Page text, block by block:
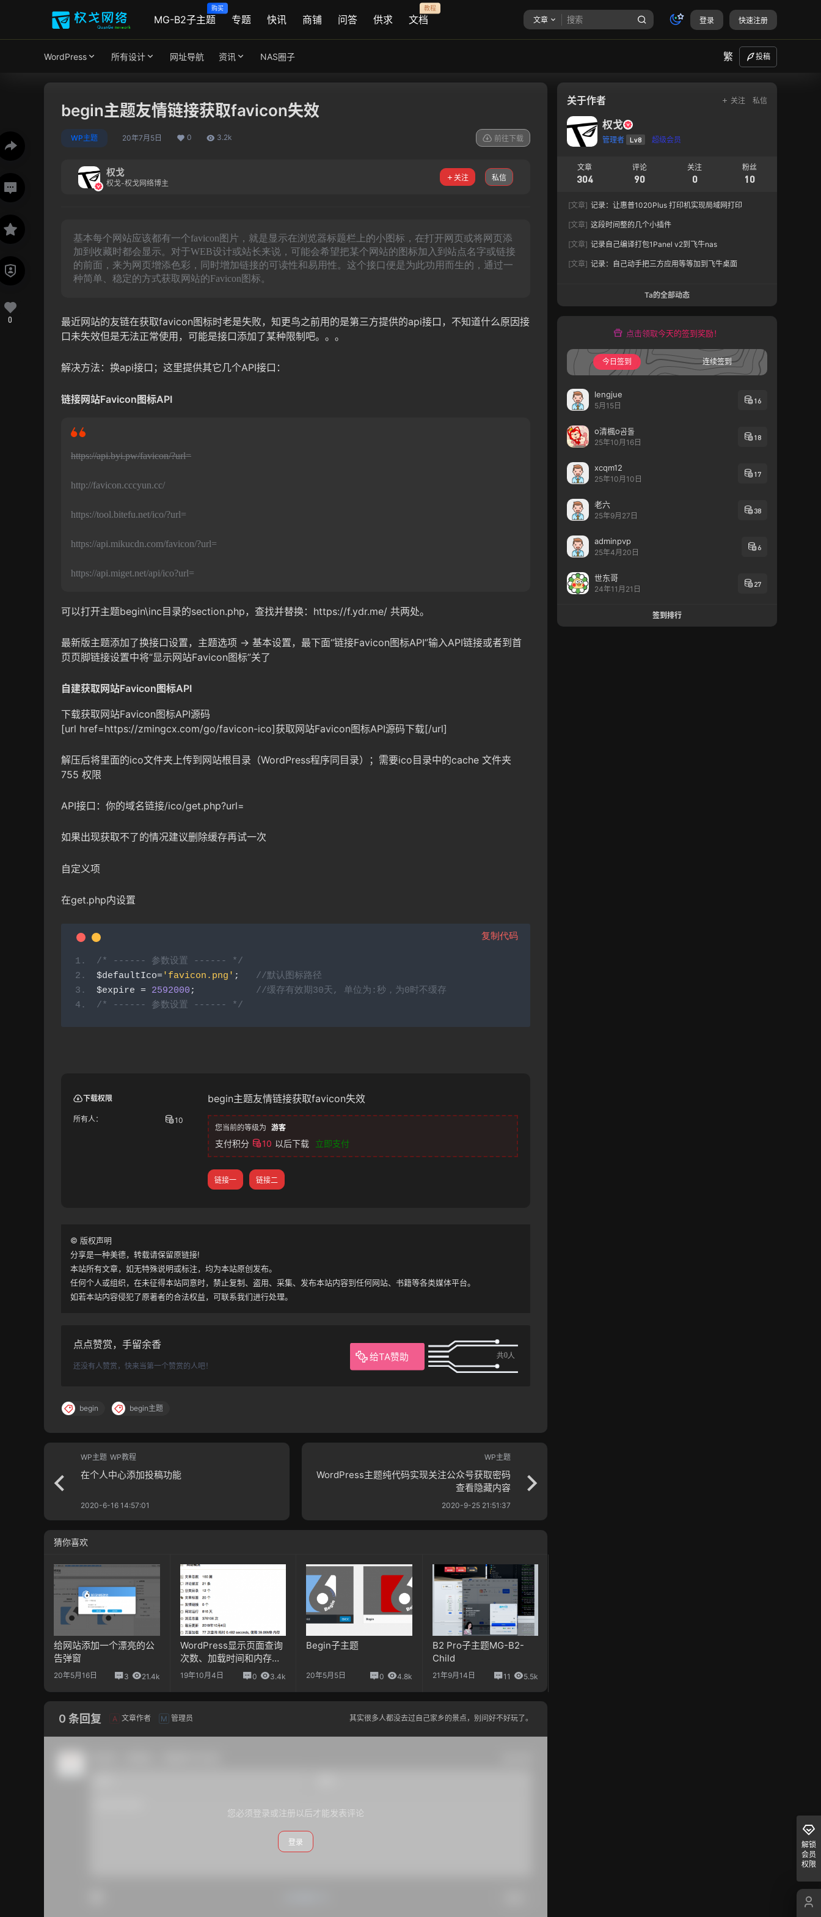
MG-B2子主题
购买
专题 快讯 商铺 问答 供求 文档
教程
文章 登录 快速注册
WordPress 所有设计 网址导航 资讯 NAS圈子 繁 投稿
begin主题友情链接获取favicon失效
WP主题 20年7月5日 0 3.2k 前往下载
权戈
权戈-权戈网络博主
关注 私信
基本每个网站应该都有一个favicon图片，就是显示在浏览器标题栏上的小图标，在打开网页或将网页添
加到收藏时都会显示。对于WEB设计或站长来说，可能会希望把某个网站的图标加入到站点名字或链接
的前面，来为网页增添色彩，同时增加链接的可读性和易用性。这个接口便是为此功用而生的，通过一
种简单、稳定的方式获取网站的Favicon图标。
最近网站的友链在获取favicon图标时老是失败，知更鸟之前用的是第三方提供的api接口，不知道什么原因接
口未失效但是无法正常使用，可能是接口添加了某种限制吧。。。
解决方法：换api接口；这里提供其它几个API接口：
链接网站Favicon图标API
https://api.byi.pw/favicon/?url=
http://favicon.cccyun.cc/
https://tool.bitefu.net/ico/?url=
https://api.mikucdn.com/favicon/?url=
https://api.miget.net/api/ico?url=
可以打开主题begin\inc目录的section.php，查找并替换：https://f.ydr.me/ 共两处。
最新版主题添加了换接口设置，主题选项 → 基本设置，最下面“链接Favicon图标API”输入API链接或者到首
页页脚链接设置中将“显示网站Favicon图标”关了
自建获取网站Favicon图标API
下载获取网站Favicon图标API源码
[url href=https://zmingcx.com/go/favicon-ico]获取网站Favicon图标API源码下载[/url]
解压后将里面的ico文件夹上传到网站根目录（WordPress程序同目录）；需要ico目录中的cache 文件夹
755 权限
API接口：你的域名链接/ico/get.php?url=
如果出现获取不了的情况建议删除缓存再试一次
自定义项
在get.php内设置
复制代码
/* ------ 参数设置 ------ */
$defaultIco='favicon.png' ;
//默认图标路径
$expire = 2592000 ;
//缓存有效期30天, 单位为:秒，为0时不缓存
/* ------ 参数设置 ------ */
下载权限
所有人： 10
begin主题友情链接获取favicon失效
您当前的等级为 游客
支付积分 10 以后下载 立即支付
链接一 链接二
© 版权声明
分享是一种美德，转载请保留原链接!
本站所有文章，如无特殊说明或标注，均为本站原创发布。
任何个人或组织，在未征得本站同意时，禁止复制、盗用、采集、发布本站内容到任何网站、书籍等各类媒体平台。
如若本站内容侵犯了原著者的合法权益，可联系我们进行处理。
点点赞赏，手留余香
给TA赞助 共0人
还没有人赞赏，快来当第一个赞赏的人吧！
0
begin begin主题
WP主题 WP教程
在个人中心添加投稿功能
2020-6-16 14:57:01
WP主题
WordPress主题纯代码实现关注公众号获取密码
查看隐藏内容
2020-9-25 21:51:37
猜你喜欢
给网站添加一个漂亮的公
告弹窗
20年5月16日 3 21.4k
WordPress显示页面查询
次数、加载时间和内存占
用
19年10月4日 0 3.4k
Begin子主题
20年5月5日 0 4.8k
B2 Pro子主题MG-B2-
Child
21年9月14日 11 5.5k
0 条回复 A 文章作者 M 管理员 其实很多人都没去过自己家乡的景点，别问好不好玩了。
您必须登录或注册以后才能发表评论
登录
关于作者 关注 私信
权戈
管理者 Lv8 超级会员
文章
304
评论
90
关注
0
粉丝
10
[文章] 记录：让惠普1020Plus 打印机实现局域网打印
[文章] 这段时间整的几个小插件
[文章] 记录自己编译打包1Panel v2到飞牛nas
[文章] 记录：自己动手把三方应用等等加到飞牛桌面
Ta的全部动态
点击领取今天的签到奖励！
今日签到 连续签到
lengjue
5月15日
16
o清楓o곰돌
25年10月16日
18
xcqm12
25年10月10日
17
老六
25年9月27日
38
adminpvp
25年4月20日
6
世东哥
24年11月21日
27
签到排行
解锁
会员
权限